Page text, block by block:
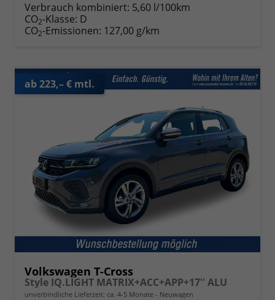
Verbrauch kombiniert: 5,60 l/100km
CO2-Klasse: D
CO2-Emissionen: 127,00 g/km
ab 223,– € mtl.
Volkswagen T-Cross
Style IQ.LIGHT MATRIX+ACC+APP+17'' ALU
unverbindliche Lieferzeit: ca. 4-5 Monate Neuwagen